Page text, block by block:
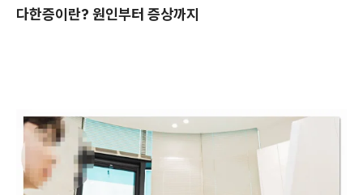
다한증이란? 원인부터 증상까지